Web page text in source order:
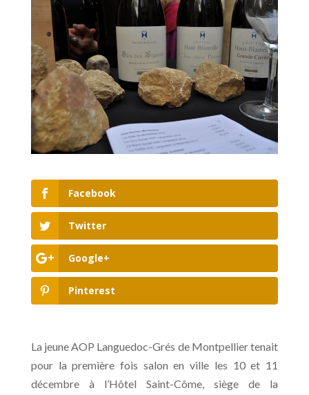
Facebook
Twitter
Google+
Pinterest
La jeune AOP Languedoc-Grés de Montpellier tenait
pour la première fois salon en ville les 10 et 11
décembre à l’Hôtel Saint-Côme, siège de la